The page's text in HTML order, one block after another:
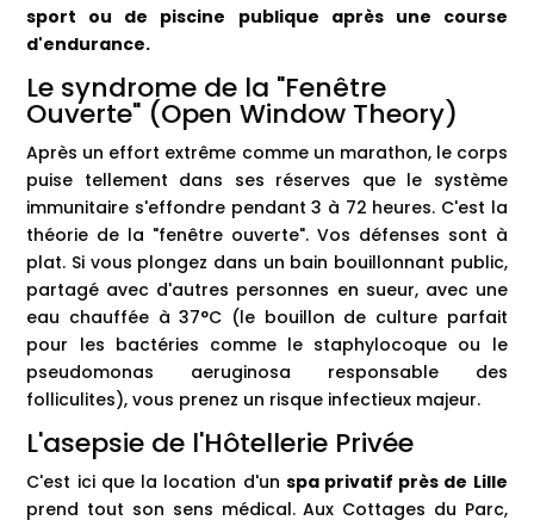
sport ou de piscine publique après une course
d'endurance.
Le syndrome de la "Fenêtre
Ouverte" (Open Window Theory)
Après un effort extrême comme un marathon, le corps
puise tellement dans ses réserves que le système
immunitaire s'effondre pendant 3 à 72 heures. C'est la
théorie de la "fenêtre ouverte". Vos défenses sont à
plat. Si vous plongez dans un bain bouillonnant public,
partagé avec d'autres personnes en sueur, avec une
eau chauffée à 37°C (le bouillon de culture parfait
pour les bactéries comme le staphylocoque ou le
pseudomonas aeruginosa responsable des
folliculites), vous prenez un risque infectieux majeur.
L'asepsie de l'Hôtellerie Privée
C'est ici que la location d'un spa privatif près de Lille
prend tout son sens médical. Aux Cottages du Parc,